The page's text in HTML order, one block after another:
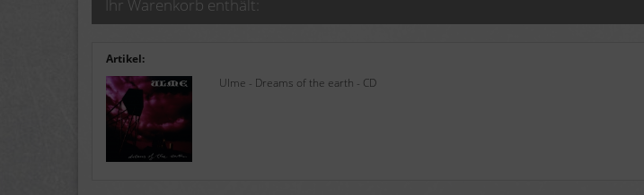
Ihr Warenkorb enthält:
Artikel:
Ulme - Dreams of the earth - CD